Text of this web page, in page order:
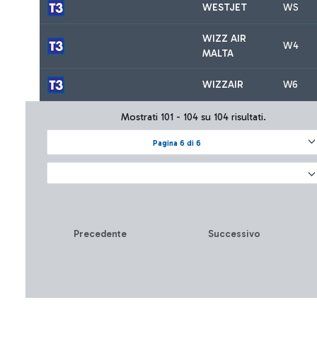
WESTJET WS
WIZZ AIR
MALTA
W4
WIZZAIR W6
Pagina 6 di 6
Mostrati 101 - 104 su 104 risultati.
Precedente Successivo